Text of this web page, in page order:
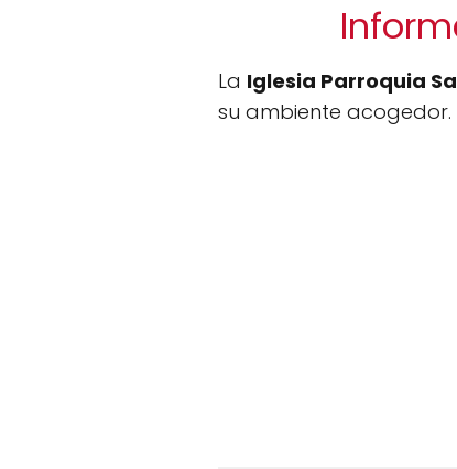
La Iglesia Parroquia
su ambiente